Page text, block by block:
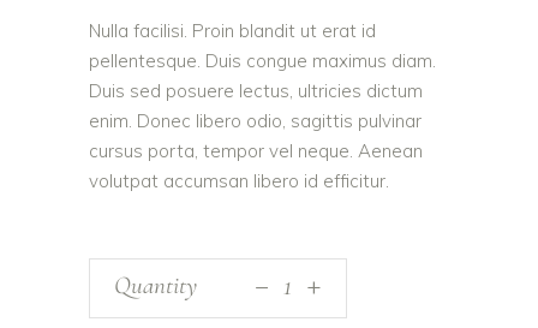
Nulla facilisi. Proin blandit ut erat id
pellentesque. Duis congue maximus diam.
Duis sed posuere lectus, ultricies dictum
enim. Donec libero odio, sagittis pulvinar
cursus porta, tempor vel neque. Aenean
volutpat accumsan libero id efficitur.
Quantity +